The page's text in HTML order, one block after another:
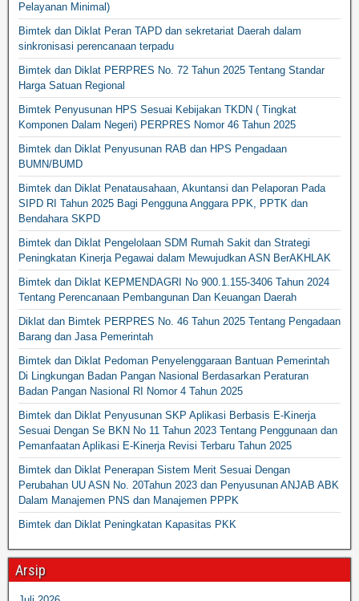
Pelayanan Minimal)
Bimtek dan Diklat Peran TAPD dan sekretariat Daerah dalam
sinkronisasi perencanaan terpadu
Bimtek dan Diklat PERPRES No. 72 Tahun 2025 Tentang Standar
Harga Satuan Regional
Bimtek Penyusunan HPS Sesuai Kebijakan TKDN ( Tingkat
Komponen Dalam Negeri) PERPRES Nomor 46 Tahun 2025
Bimtek dan Diklat Penyusunan RAB dan HPS Pengadaan
BUMN/BUMD
Bimtek dan Diklat Penatausahaan, Akuntansi dan Pelaporan Pada
SIPD RI Tahun 2025 Bagi Pengguna Anggara PPK, PPTK dan
Bendahara SKPD
Bimtek dan Diklat Pengelolaan SDM Rumah Sakit dan Strategi
Peningkatan Kinerja Pegawai dalam Mewujudkan ASN BerAKHLAK
Bimtek dan Diklat KEPMENDAGRI No 900.1.155-3406 Tahun 2024
Tentang Perencanaan Pembangunan Dan Keuangan Daerah
Diklat dan Bimtek PERPRES No. 46 Tahun 2025 Tentang Pengadaan
Barang dan Jasa Pemerintah
Bimtek dan Diklat Pedoman Penyelenggaraan Bantuan Pemerintah
Di Lingkungan Badan Pangan Nasional Berdasarkan Peraturan
Badan Pangan Nasional RI Nomor 4 Tahun 2025
Bimtek dan Diklat Penyusunan SKP Aplikasi Berbasis E-Kinerja
Sesuai Dengan Se BKN No 11 Tahun 2023 Tentang Penggunaan dan
Pemanfaatan Aplikasi E-Kinerja Revisi Terbaru Tahun 2025
Bimtek dan Diklat Penerapan Sistem Merit Sesuai Dengan
Perubahan UU ASN No. 20Tahun 2023 dan Penyusunan ANJAB ABK
Dalam Manajemen PNS dan Manajemen PPPK
Bimtek dan Diklat Peningkatan Kapasitas PKK
Arsip